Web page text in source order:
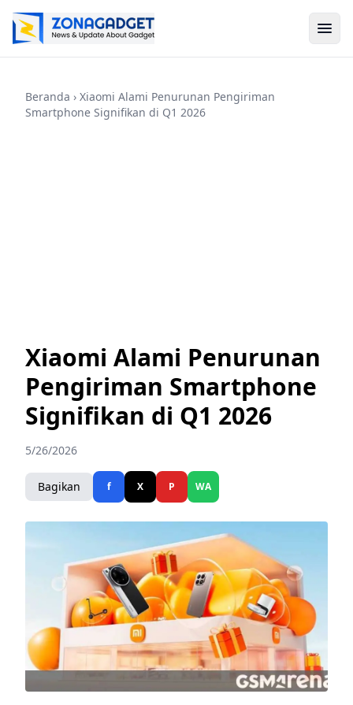
Beranda › Xiaomi Alami Penurunan Pengiriman
Smartphone Signifikan di Q1 2026
Xiaomi Alami Penurunan
Pengiriman Smartphone
Signifikan di Q1 2026
5/26/2026
Bagikan f X P WA